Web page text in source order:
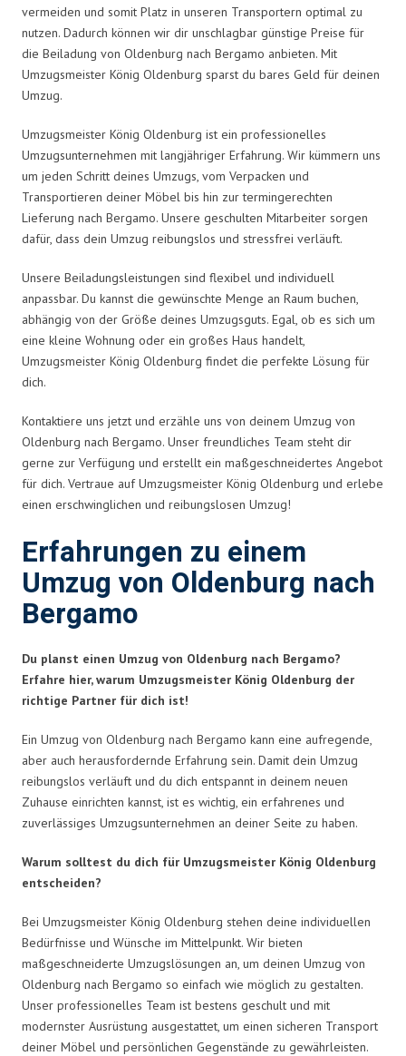
vermeiden und somit Platz in unseren Transportern optimal zu
nutzen. Dadurch können wir dir unschlagbar günstige Preise für
die Beiladung von Oldenburg nach Bergamo anbieten. Mit
Umzugsmeister König Oldenburg sparst du bares Geld für deinen
Umzug.
Umzugsmeister König Oldenburg ist ein professionelles
Umzugsunternehmen mit langjähriger Erfahrung. Wir kümmern uns
um jeden Schritt deines Umzugs, vom Verpacken und
Transportieren deiner Möbel bis hin zur termingerechten
Lieferung nach Bergamo. Unsere geschulten Mitarbeiter sorgen
dafür, dass dein Umzug reibungslos und stressfrei verläuft.
Unsere Beiladungsleistungen sind flexibel und individuell
anpassbar. Du kannst die gewünschte Menge an Raum buchen,
abhängig von der Größe deines Umzugsguts. Egal, ob es sich um
eine kleine Wohnung oder ein großes Haus handelt,
Umzugsmeister König Oldenburg findet die perfekte Lösung für
dich.
Kontaktiere uns jetzt und erzähle uns von deinem Umzug von
Oldenburg nach Bergamo. Unser freundliches Team steht dir
gerne zur Verfügung und erstellt ein maßgeschneidertes Angebot
für dich. Vertraue auf Umzugsmeister König Oldenburg und erlebe
einen erschwinglichen und reibungslosen Umzug!
Erfahrungen zu einem
Umzug von Oldenburg nach
Bergamo
Du planst einen Umzug von Oldenburg nach Bergamo?
Erfahre hier, warum Umzugsmeister König Oldenburg der
richtige Partner für dich ist!
Ein Umzug von Oldenburg nach Bergamo kann eine aufregende,
aber auch herausfordernde Erfahrung sein. Damit dein Umzug
reibungslos verläuft und du dich entspannt in deinem neuen
Zuhause einrichten kannst, ist es wichtig, ein erfahrenes und
zuverlässiges Umzugsunternehmen an deiner Seite zu haben.
Warum solltest du dich für Umzugsmeister König Oldenburg
entscheiden?
Bei Umzugsmeister König Oldenburg stehen deine individuellen
Bedürfnisse und Wünsche im Mittelpunkt. Wir bieten
maßgeschneiderte Umzugslösungen an, um deinen Umzug von
Oldenburg nach Bergamo so einfach wie möglich zu gestalten.
Unser professionelles Team ist bestens geschult und mit
modernster Ausrüstung ausgestattet, um einen sicheren Transport
deiner Möbel und persönlichen Gegenstände zu gewährleisten.